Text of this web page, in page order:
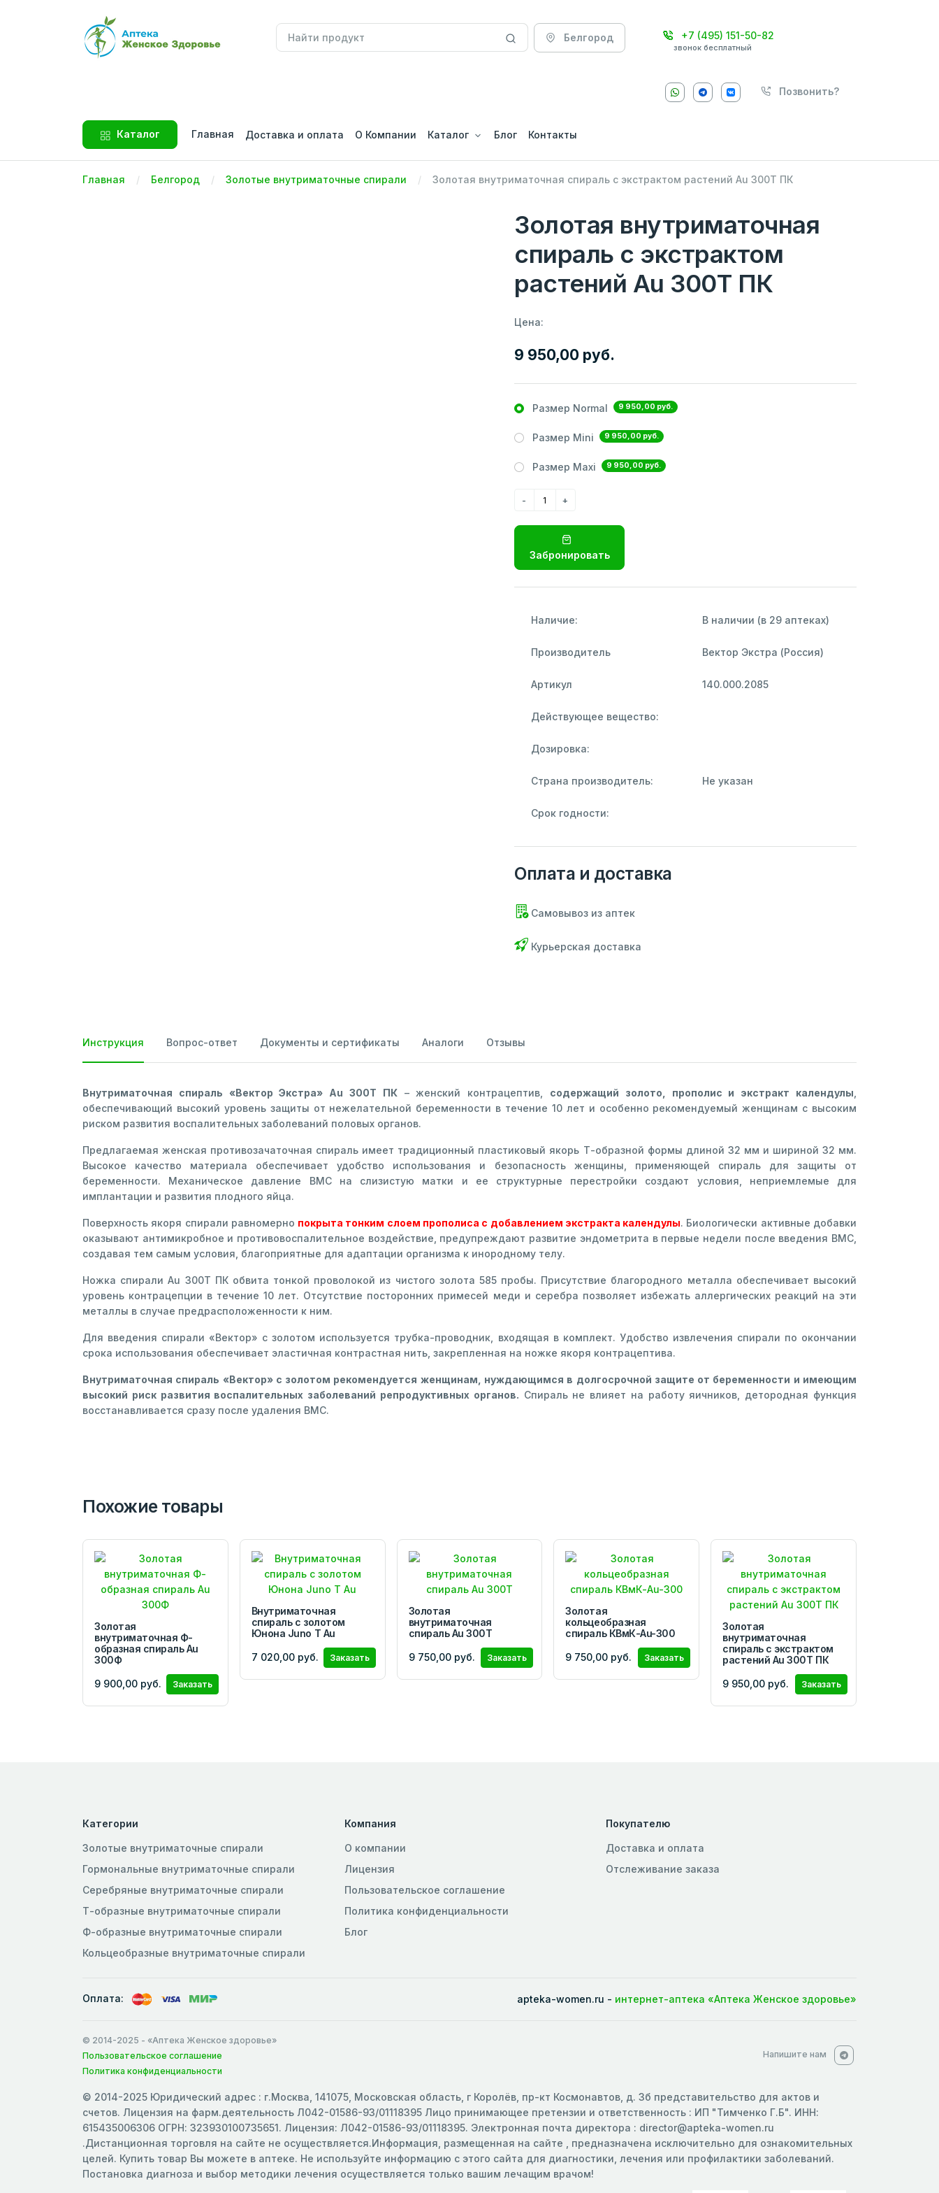
Белгород +7 (495) 151-50-82
звонок бесплатный
Позвонить?
Каталог Главная Доставка и оплата О Компании Каталог Блог Контакты
Главная Белгород Золотые внутриматочные спирали Золотая внутриматочная спираль с экстрактом растений Au 300Т ПК
Золотая внутриматочная
спираль с экстрактом
растений Au 300Т ПК
Цена:
9 950,00 руб.
Размер Normal 9 950,00 руб.
Размер Mini 9 950,00 руб.
Размер Maxi 9 950,00 руб.
Забронировать
Наличие: В наличии (в 29 аптеках)
Производитель Вектор Экстра (Россия)
Артикул 140.000.2085
Действующее вещество:
Дозировка:
Страна производитель: Не указан
Срок годности:
Оплата и доставка
Самовывоз из аптек
Курьерская доставка
Инструкция Вопрос-ответ Документы и сертификаты Аналоги Отзывы
Внутриматочная спираль «Вектор Экстра» Au 300Т ПК– женский контрацептив, содержащий золото, прополис и экстракт календулы
обеспечивающий высокий уровень защиты от нежелательной беременности в течение 10 лет и особенно рекомендуемый женщинам с высоким
риском развития воспалительных заболеваний половых органов.
Предлагаемая женская противозачаточная спираль имеет традиционный пластиковый якорь Т-образной формы длиной 32 мм и шириной 32 мм.
Высокое качество материала обеспечивает удобство использования и безопасность женщины, применяющей спираль для защиты от
беременности. Механическое давление ВМС на слизистую матки и ее структурные перестройки создают условия, неприемлемые для
имплантации и развития плодного яйца.
Поверхность якоря спирали равномерно покрыта тонким слоем прополиса с добавлением экстракта календулы. Биологически активные добавки
оказывают антимикробное и противовоспалительное воздействие, предупреждают развитие эндометрита в первые недели после введения ВМС,
создавая тем самым условия, благоприятные для адаптации организма к инородному телу.
Ножка спирали Au 300Т ПК обвита тонкой проволокой из чистого золота 585 пробы. Присутствие благородного металла обеспечивает высокий
уровень контрацепции в течение 10 лет. Отсутствие посторонних примесей меди и серебра позволяет избежать аллергических реакций на эти
металлы в случае предрасположенности к ним.
Для введения спирали «Вектор» с золотом используется трубка-проводник, входящая в комплект. Удобство извлечения спирали по окончании
срока использования обеспечивает эластичная контрастная нить, закрепленная на ножке якоря контрацептива.
Внутриматочная спираль «Вектор» с золотом рекомендуется женщинам, нуждающимся в долгосрочной защите от беременности и имеющим
высокий риск развития воспалительных заболеваний репродуктивных органов. Спираль не влияет на работу яичников, детородная функция
восстанавливается сразу после удаления ВМС.
Похожие товары
Золотая
внутриматочная Ф-
образная спираль Au
300Ф
9 900,00 руб. Заказать
Внутриматочная
спираль с золотом
Юнона Juno Т Au
7 020,00 руб. Заказать
Золотая
внутриматочная
спираль Au 300Т
9 750,00 руб. Заказать
Золотая
кольцеобразная
спираль КВмК-Au-300
9 750,00 руб. Заказать
Золотая
внутриматочная
спираль с экстрактом
растений Au 300Т ПК
9 950,00 руб. Заказать
Категории
Золотые внутриматочные спирали
Гормональные внутриматочные спирали
Серебряные внутриматочные спирали
Т-образные внутриматочные спирали
Ф-образные внутриматочные спирали
Кольцеобразные внутриматочные спирали
Компания
О компании
Лицензия
Пользовательское соглашение
Политика конфиденциальности
Блог
Покупателю
Доставка и оплата
Отслеживание заказа
Оплата: apteka-women.ru - интернет-аптека «Аптека Женское здоровье»
© 2014-2025 - «Аптека Женское здоровье»
Пользовательское соглашение
Политика конфиденциальности
Напишите нам
© 2014-2025 Юридический адрес : г.Москва, 141075, Московская область, г Королёв, пр-кт Космонавтов, д. 3б представительство для актов и
счетов. Лицензия на фарм.деятельность Л042-01586-93/01118395 Лицо принимающее претензии и ответственность : ИП "Тимченко Г.Б". ИНН:
615435006306 ОГРН: 323930100735651. Лицензия: Л042-01586-93/01118395. Электронная почта директора : director@apteka-women.ru
.Дистанционная торговля на сайте не осуществляется.Информация, размещенная на сайте , предназначена исключительно для ознакомительных
целей. Купить товар Вы можете в аптеке. Не используйте информацию с этого сайта для диагностики, лечения или профилактики заболеваний.
Постановка диагноза и выбор методики лечения осуществляется только вашим лечащим врачом!